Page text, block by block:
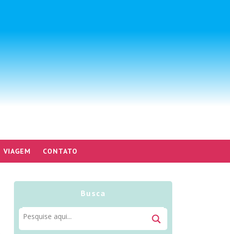
VIAGEM CONTATO
Busca